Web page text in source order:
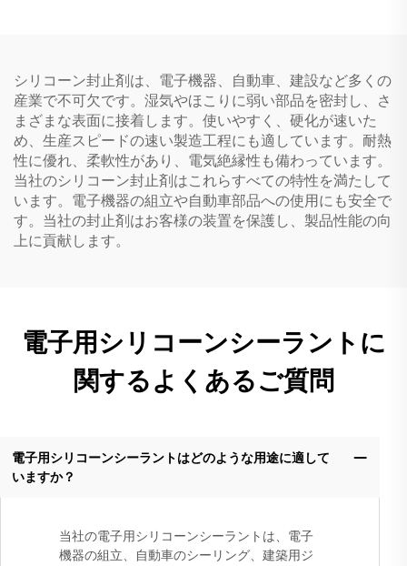
シリコーン封止剤は、電子機器、自動車、建設など多くの
産業で不可欠です。湿気やほこりに弱い部品を密封し、さ
まざまな表面に接着します。使いやすく、硬化が速いた
め、生産スピードの速い製造工程にも適しています。耐熱
性に優れ、柔軟性があり、電気絶縁性も備わっています。
当社のシリコーン封止剤はこれらすべての特性を満たして
います。電子機器の組立や自動車部品への使用にも安全で
す。当社の封止剤はお客様の装置を保護し、製品性能の向
上に貢献します。
電子用シリコーンシーラントに
関するよくあるご質問
電子用シリコーンシーラントはどのような用途に適して
いますか？
当社の電子用シリコーンシーラントは、電子
機器の組立、自動車のシーリング、建築用ジ